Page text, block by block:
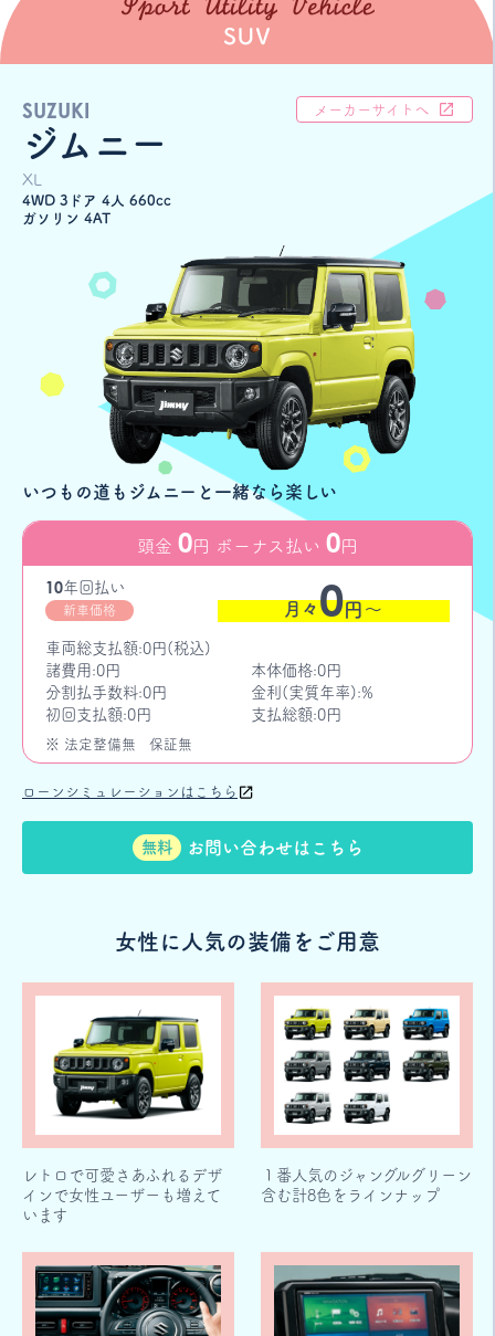
SUZUKI
ジムニー
XL
4WD 3ドア 4人 660cc
ガソリン 4AT
メーカーサイトへ
いつもの道もジムニーと一緒なら楽しい
頭金 0円 ボーナス払い 0円
10年回払い
新車価格 月々0円〜
車両総支払額:0円(税込)
諸費用:0円
本体価格:0円
分割払手数料:0円
金利(実質年率):%
初回支払額:0円
支払総額:0円
※ 法定整備無保証無
ローンシミュレーションはこちら
無料 お問い合わせはこちら
女性に人気の装備をご用意
レトロで可愛さあふれるデザ
インで女性ユーザーも増えて
います
１番人気のジャングルグリーン
含む計8色をラインナップ